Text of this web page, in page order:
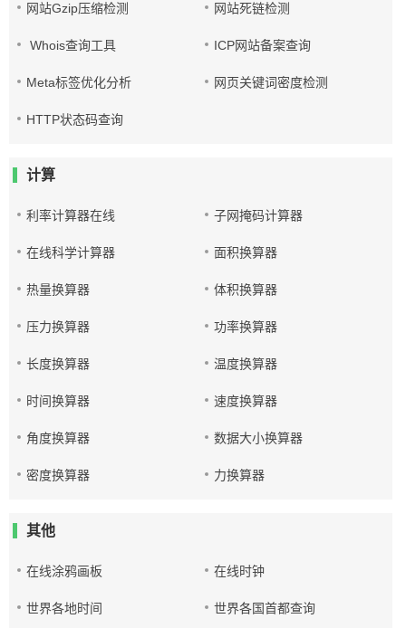
网站Gzip压缩检测 网站死链检测
Whois查询工具 ICP网站备案查询
Meta标签优化分析 网页关键词密度检测
HTTP状态码查询
计算
利率计算器在线 子网掩码计算器
在线科学计算器 面积换算器
热量换算器 体积换算器
压力换算器 功率换算器
长度换算器 温度换算器
时间换算器 速度换算器
角度换算器 数据大小换算器
密度换算器 力换算器
其他
在线涂鸦画板 在线时钟
世界各地时间 世界各国首都查询